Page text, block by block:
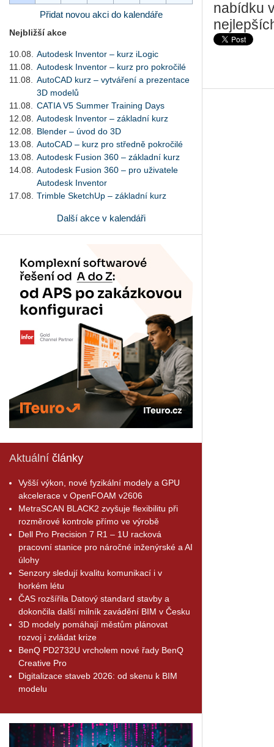
Přidat novou akci do kalendáře
Nejbližší akce
10.08.
Autodesk Inventor – kurz iLogic
11.08.
Autodesk Inventor – kurz pro pokročilé
11.08.
AutoCAD kurz – vytváření a prezentace
3D modelů
11.08.
CATIA V5 Summer Training Days
12.08.
Autodesk Inventor – základní kurz
12.08.
Blender – úvod do 3D
13.08.
AutoCAD – kurz pro středně pokročilé
13.08.
Autodesk Fusion 360 – základní kurz
14.08.
Autodesk Fusion 360 – pro uživatele
Autodesk Inventor
17.08.
Trimble SketchUp – základní kurz
Další akce v kalendáři
Aktuální články
Vyšší výkon, nové fyzikální modely a GPU
akcelerace v OpenFOAM v2606
MetraSCAN BLACK2 zvyšuje flexibilitu při
rozměrové kontrole přímo ve výrobě
Dell Pro Precision 7 R1 – 1U racková
pracovní stanice pro náročné inženýrské a AI
úlohy
Senzory sledují kvalitu komunikací i v
horkém létu
ČAS rozšířila Datový standard stavby a
dokončila další milník zavádění BIM v Česku
3D modely pomáhají městům plánovat
rozvoj i zvládat krize
BenQ PD2732U vrcholem nové řady BenQ
Creative Pro
Digitalizace staveb 2026: od skenu k BIM
modelu
nabídku